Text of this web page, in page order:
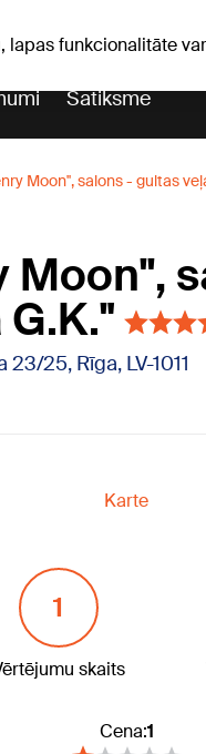
funkcionalitāte
Satiksme
Moon'', salons - gultas
Moon'',
23/25, Rīga, LV-1011
Karte
1
skaits
Cena:1